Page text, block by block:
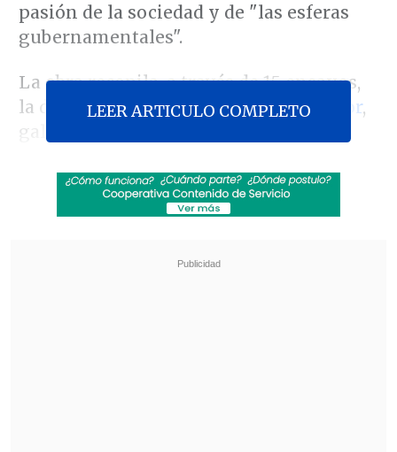
pasión de la sociedad y de "las esferas
gubernamentales".
La obra recopila, a través de 15 ensayos,
la década de vida de losPremios Altazor,
galardones que entregan los artistas a
presentación de libro sobre Colonia Dignidad y
LEER ARTICULO COMPLETO